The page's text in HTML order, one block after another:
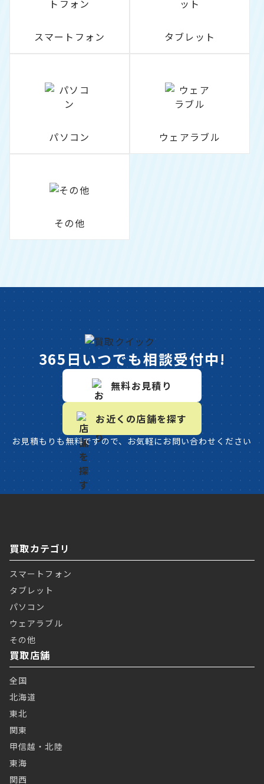
スマートフォン タブレット
パソコン ウェアラブル
その他
365日いつでも相談受付中!
無料お見積り
お近くの店舗を探す
お見積もりも無料ですので、お気軽にお問い合わせください
買取カテゴリ
スマートフォン
タブレット
パソコン
ウェアラブル
その他
買取店舗
全国
北海道
東北
関東
甲信越・北陸
東海
関西